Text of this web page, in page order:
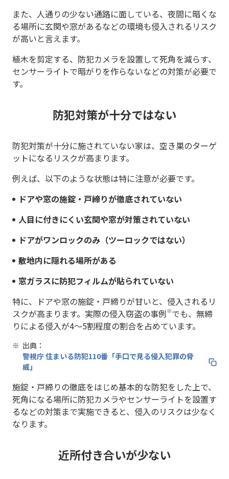
また、人通りの少ない通路に面している、夜間に暗くな
る場所に玄関や窓があるなどの環境も侵入されるリスク
が高いと言えます。
植木を剪定する、防犯カメラを設置して死角を減らす、
センサーライトで暗がりを作らないなどの対策が必要で
す。
防犯対策が十分ではない
防犯対策が十分に施されていない家は、空き巣のターゲ
ットになるリスクが高まります。
例えば、以下のような状態は特に注意が必要です。
ドアや窓の施錠・戸締りが徹底されていない
人目に付きにくい玄関や窓が対策されていない
ドアがワンロックのみ（ツーロックではない）
敷地内に隠れる場所がある
窓ガラスに防犯フィルムが貼られていない
特に、ドアや窓の施錠・戸締りが甘いと、侵入されるリ
スクが高まります。実際の侵入窃盗の事例 ※でも、無締
りによる侵入が4～5割程度の割合を占めています。
出典：
警視庁 住まいる防犯110番「手口で見る侵入犯罪の脅
威」
施錠・戸締りの徹底をはじめ基本的な防犯をした上で、
死角になる場所に防犯カメラやセンサーライトを設置す
るなどの対策まで実施できると、侵入のリスクは少なく
なります。
近所付き合いが少ない